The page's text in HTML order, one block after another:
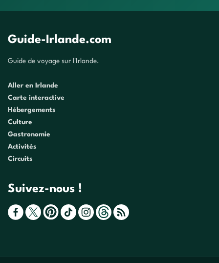
Guide-Irlande.com
Guide de voyage sur l'Irlande.
Aller en Irlande
Carte interactive
Hébergements
Culture
Gastronomie
Activités
Circuits
Suivez-nous !